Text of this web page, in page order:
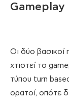
Gameplay
Οι δύο βασικοί
χτιστεί το
τύπου turn
ορατοί, οπότε